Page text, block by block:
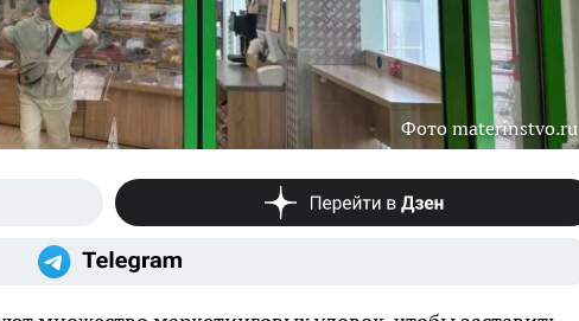
Фото materinstvo.ru